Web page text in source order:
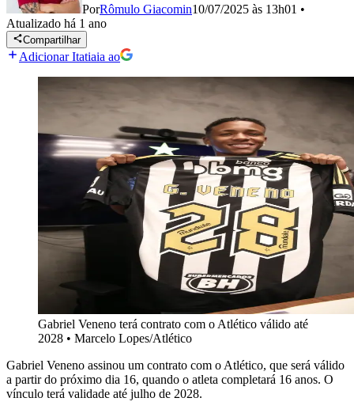
PorRômulo Giacomin10/07/2025 às 13h01 •
Atualizado há 1 ano
Compartilhar
Adicionar Itatiaia ao
Gabriel Veneno terá contrato com o Atlético válido até
2028 • Marcelo Lopes/Atlético
Gabriel Veneno assinou um contrato com o Atlético, que será válido
a partir do próximo dia 16, quando o atleta completará 16 anos. O
vínculo terá validade até julho de 2028.